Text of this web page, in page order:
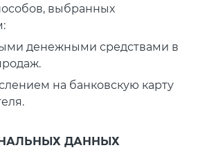
выбранных
денежными средствами в
на банковскую карту
ДАННЫХ